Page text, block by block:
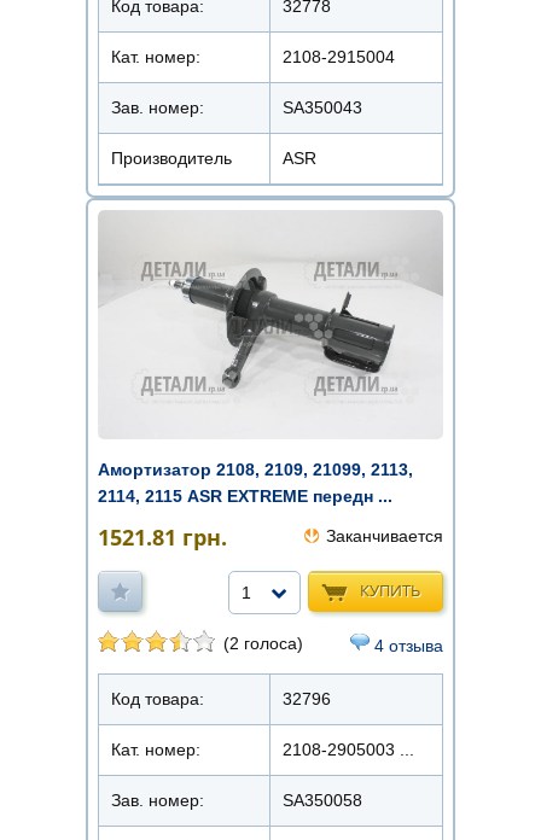
Код товара: 32778
Кат. номер: 2108-2915004
Зав. номер: SA350043
Производитель ASR
Амортизатор 2108, 2109, 21099, 2113,
2114, 2115 ASR EXTREME передн ...
1521.81 грн. Заканчивается
КУПИТЬ
1
(2 голоса) 4 отзыва
Код товара: 32796
Кат. номер: 2108-2905003 ...
Зав. номер: SA350058